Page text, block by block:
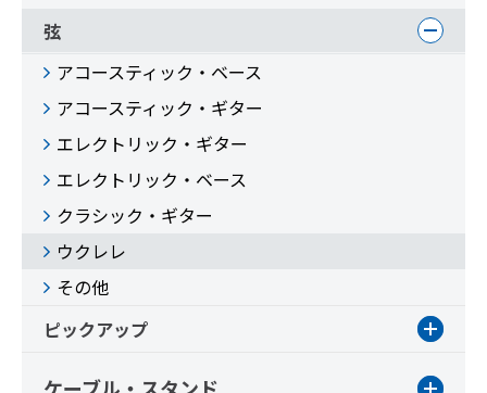
弦
アコースティック・ベース
アコースティック・ギター
エレクトリック・ギター
エレクトリック・ベース
クラシック・ギター
ウクレレ
その他
ピックアップ